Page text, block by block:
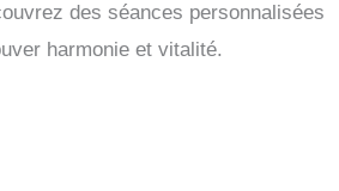
des séances personnalisées
harmonie et vitalité.